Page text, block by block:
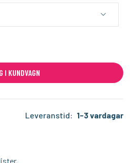
I KUNDVAGN
Leveranstid: 1-3 vardagar